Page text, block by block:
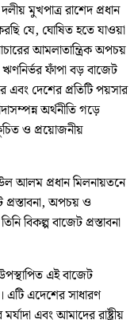
মুখপাত্র রাশেদ প্রধান
যে, ঘোষিত হতে যাওয়া
আমলাতান্ত্রিক অপচয়
ফাঁপা বড় বাজেট
এবং দেশের প্রতিটি পয়সার
অর্থনীতি গড়ে
ও প্রয়োজনীয়
আলম প্রধান মিলনায়তনে
অপচয় ও
বিকল্প বাজেট প্রস্তাবনা
এই বাজেট
এটি এদেশের সাধারণ
এবং আমাদের রাষ্ট্রীয়